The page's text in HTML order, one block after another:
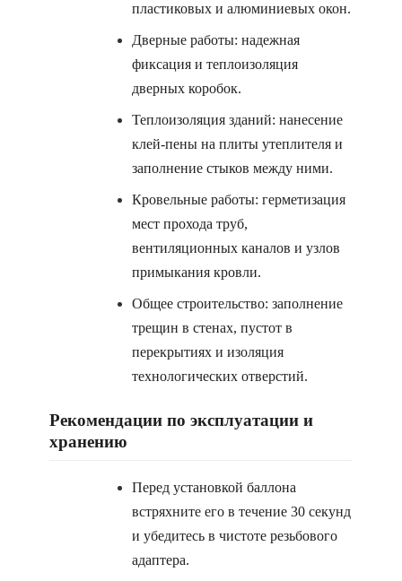
пластиковых и алюминиевых окон.
Дверные работы: надежная
фиксация и теплоизоляция
дверных коробок.
Теплоизоляция зданий: нанесение
клей-пены на плиты утеплителя и
заполнение стыков между ними.
Кровельные работы: герметизация
мест прохода труб,
вентиляционных каналов и узлов
примыкания кровли.
Общее строительство: заполнение
трещин в стенах, пустот в
перекрытиях и изоляция
технологических отверстий.
Рекомендации по эксплуатации и
хранению
Перед установкой баллона
встряхните его в течение 30 секунд
и убедитесь в чистоте резьбового
адаптера.